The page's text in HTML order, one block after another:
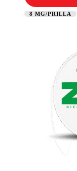
8 MG/PRILLA